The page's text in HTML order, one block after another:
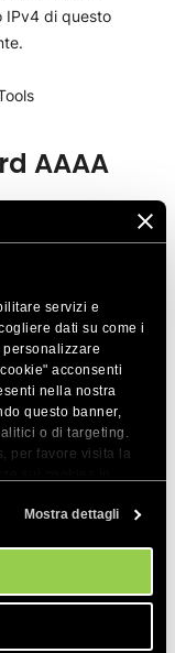
servizi e
dati su come i
acconsenti
nella nostra
questo banner,
o di targeting.
per favore visita la
Mostra dettagli
IPv4 di questo
AAAA
e ai suoi
un record
IPv6 che desideri
CNAME
dai
destinazione